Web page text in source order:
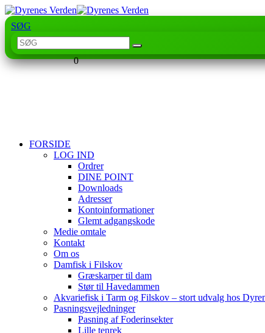
SØG
0
FORSIDE
LOG IND
Ordrer
DINE POINT
Downloads
Adresser
Kontoinformationer
Glemt adgangskode
Medie omtale
Kontakt
Om os
Damfisk i Filskov
Græskarper til dam
Stør til Havedammen
Akvariefisk i Tarm og Filskov – stort udvalg hos
Pasningsvejledninger
Pasning af Foderinsekter
Lille tenrek